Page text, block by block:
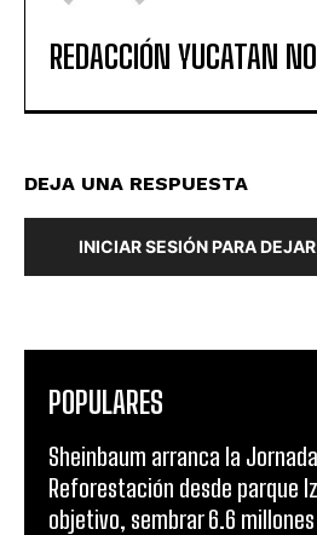
REDACCIÓN YUCATAN
DEJA UNA RESPUESTA
INICIAR SESIÓN PARA
POPULARES
Sheinbaum arranca la
Reforestación desde parque
objetivo, sembrar 6.6